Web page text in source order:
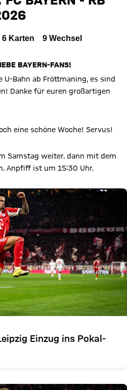
6 Karten 9 Wechsel
BAYERN-FANS!
Bahn ab Fröttmaning, es sind
Danke für euren großartigen
eine schöne Woche! Servus!
Samstag weiter. dann mit dem
Anpfiff ist um 15:30 Uhr.
Einzug ins Pokal-